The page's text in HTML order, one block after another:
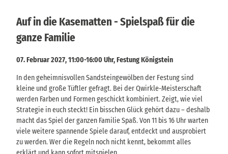
Auf in die Kasematten - Spielspaß für die
ganze Familie
07. Februar 2027, 11:00-16:00 Uhr, Festung Königstein
In den geheimnisvollen Sandsteingewölben der Festung sind
kleine und große Tüftler gefragt. Bei der Qwirkle-Meisterschaft
werden Farben und Formen geschickt kombiniert. Zeigt, wie viel
Strategie in euch steckt! Ein bisschen Glück gehört dazu – deshalb
macht das Spiel der ganzen Familie Spaß. Von 11 bis 16 Uhr warten
viele weitere spannende Spiele darauf, entdeckt und ausprobiert
zu werden. Wer die Regeln noch nicht kennt, bekommt alles